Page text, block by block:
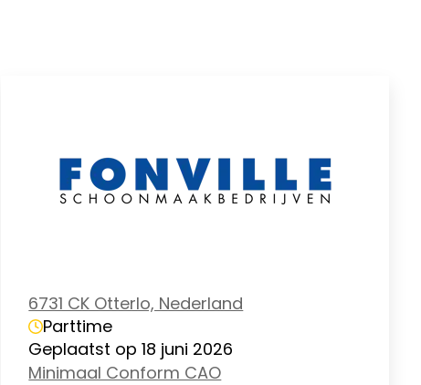
6731 CK Otterlo, Nederland
Parttime
Geplaatst op 18 juni 2026
Minimaal Conform CAO